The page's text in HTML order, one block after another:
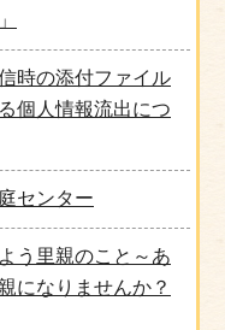
時の添付ファイル
個人情報流出につ
センター
う里親のこと～あ
になりませんか？